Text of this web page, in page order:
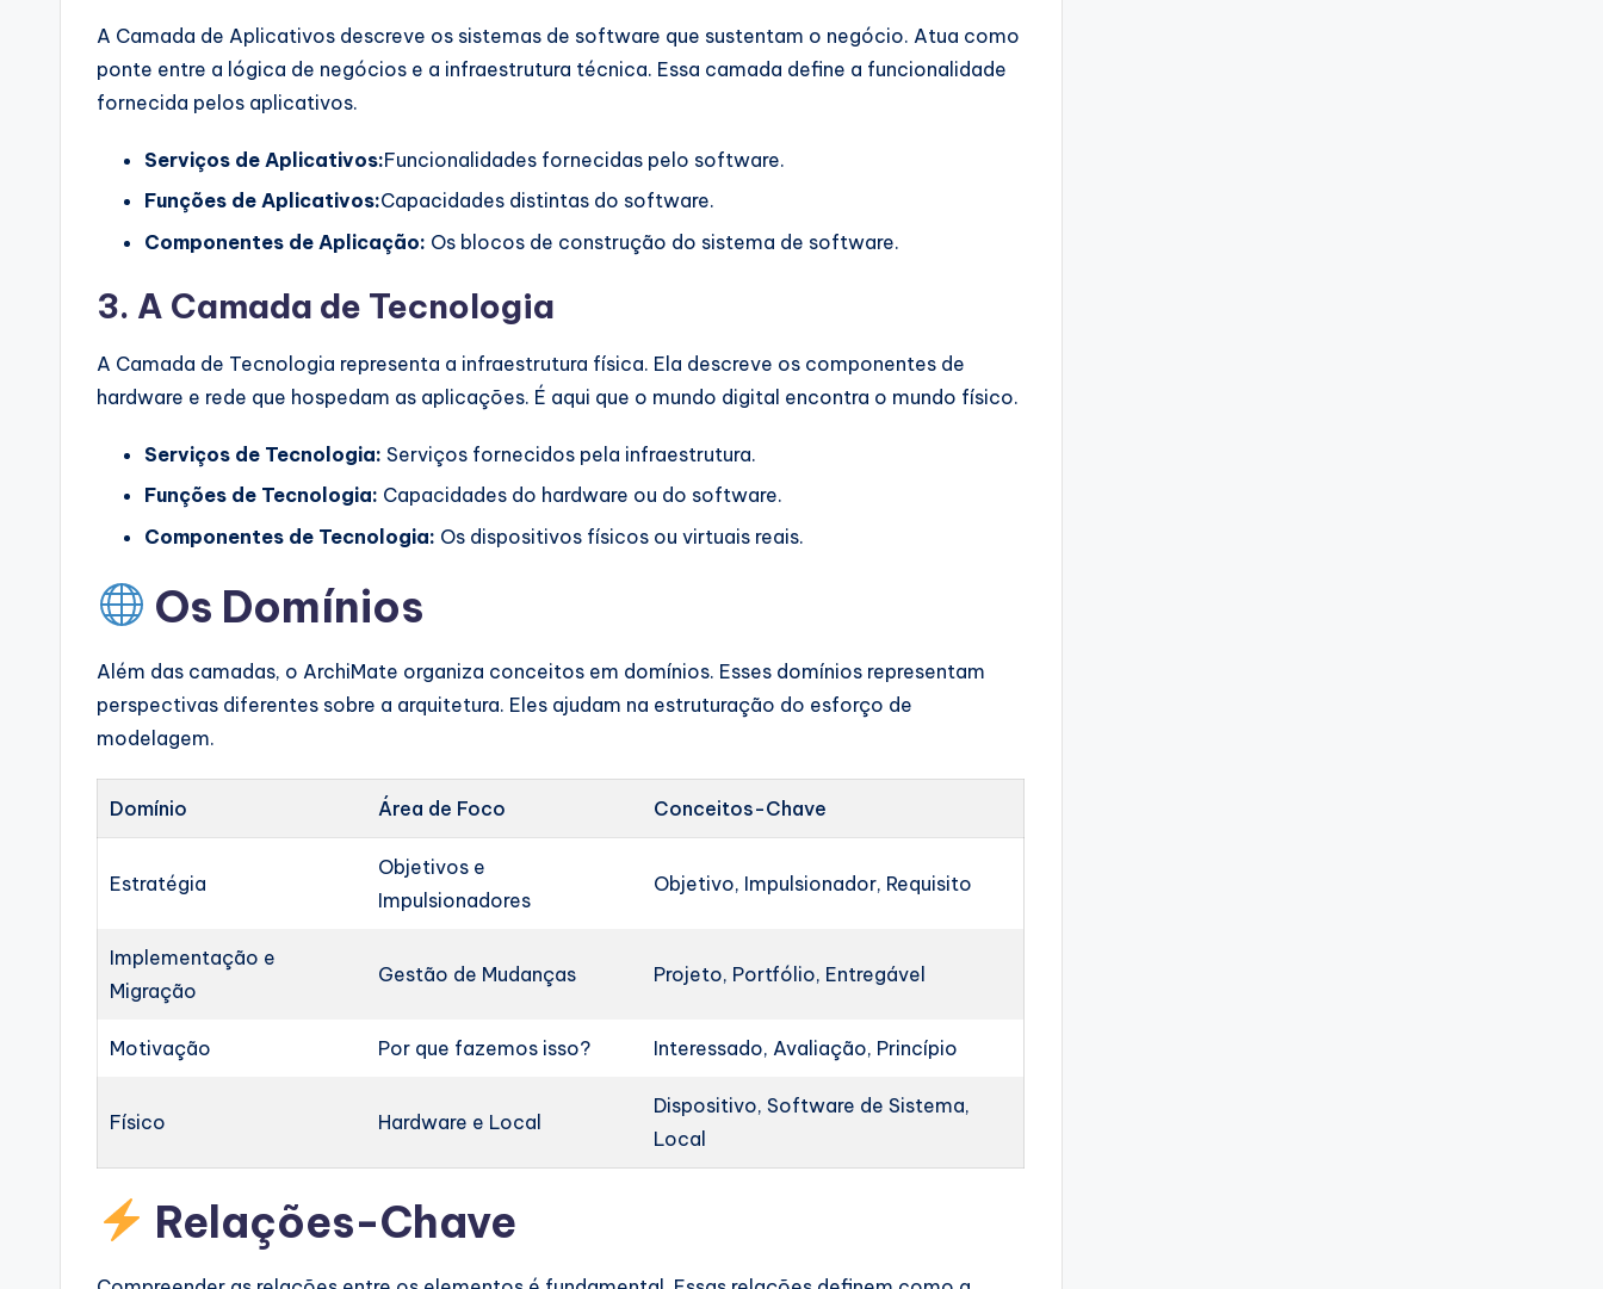
A Camada de Aplicativos descreve os sistemas de software que sustentam o negócio. Atua como
ponte entre a lógica de negócios e a infraestrutura técnica. Essa camada define a funcionalidade
fornecida pelos aplicativos.
Serviços de Aplicativos:Funcionalidades fornecidas pelo software.
Funções de Aplicativos:Capacidades distintas do software.
Componentes de Aplicação: Os blocos de construção do sistema de software.
3. A Camada de Tecnologia
A Camada de Tecnologia representa a infraestrutura física. Ela descreve os componentes de
hardware e rede que hospedam as aplicações. É aqui que o mundo digital encontra o mundo físico.
Serviços de Tecnologia: Serviços fornecidos pela infraestrutura.
Funções de Tecnologia: Capacidades do hardware ou do software.
Componentes de Tecnologia: Os dispositivos físicos ou virtuais reais.
Os Domínios
Além das camadas, o ArchiMate organiza conceitos em domínios. Esses domínios representam
perspectivas diferentes sobre a arquitetura. Eles ajudam na estruturação do esforço de
modelagem.
Domínio Área de Foco Conceitos-Chave
Estratégia
Objetivos e
Impulsionadores
Objetivo, Impulsionador, Requisito
Implementação e
Migração
Gestão de Mudanças Projeto, Portfólio, Entregável
Motivação Por que fazemos isso? Interessado, Avaliação, Princípio
Físico Hardware e Local
Dispositivo, Software de Sistema,
Local
Relações-Chave